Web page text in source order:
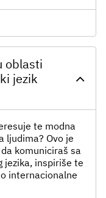
oblasti
jezik
te modna
ljudima? Ovo je
komuniciraš sa
jezika, inspiriše te
internacionalne